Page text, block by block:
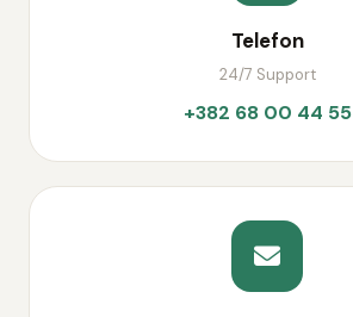
Telefon
24/7 Support
+382 68 00 44 55